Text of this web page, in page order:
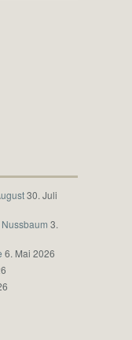
30. Juli
3.
6. Mai 2026